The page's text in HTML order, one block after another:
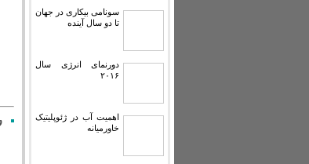
سونامی بیکاری در جهان
تا دو سال آینده
دورنمای انرژی سال
۲۰۱۶
اهمیت آب در ژئوپلیتیک
خاورمیانه